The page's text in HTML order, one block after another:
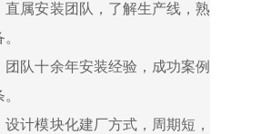
直属安装团队，了解生产线，熟
团队十余年安装经验，成功案例
设计模块化建厂方式，周期短，